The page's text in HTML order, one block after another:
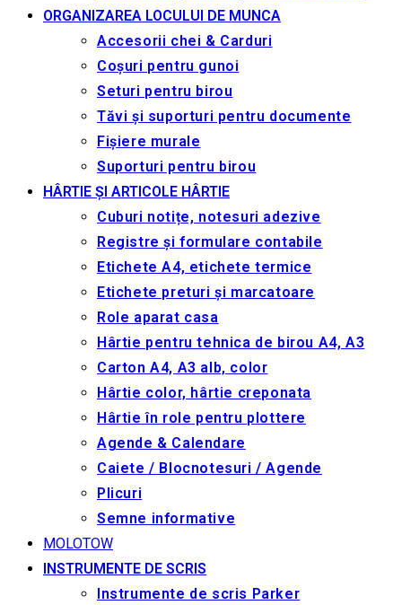
ORGANIZAREA LOCULUI DE MUNCA
Accesorii chei & Сarduri
Coșuri pentru gunoi
Seturi pentru birou
Tăvi și suporturi pentru documente
Fișiere murale
Suporturi pentru birou
HÂRTIE ȘI ARTICOLE HÂRTIE
Cuburi notițe, notesuri adezive
Registre și formulare contabile
Etichete A4, etichete termice
Etichete preturi și marcatoare
Role aparat casa
Hârtie pentru tehnica de birou A4, A3
Carton A4, A3 alb, color
Hârtie color, hârtie creponata
Hârtie în role pentru plottere
Agende & Calendare
Caiete / Blocnotesuri / Agende
Plicuri
Semne informative
MOLOTOW
INSTRUMENTE DE SCRIS
Instrumente de scris Parker